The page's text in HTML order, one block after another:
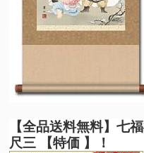
【全品送料無料】七
尺三 【特価 】！